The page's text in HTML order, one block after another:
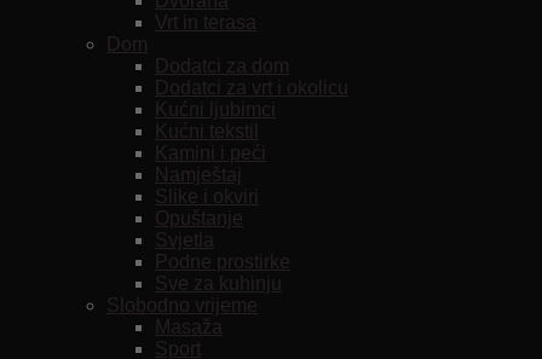
Vrt in terasa
Dom
Dodatci za dom
Dodatci za vrt i okolicu
Kućni ljubimci
Kućni tekstil
Kamini i peći
Namještaj
Slike i okviri
Opuštanje
Svjetla
Podne prostirke
Sve za kuhinju
Slobodno vrijeme
Masaža
Sport